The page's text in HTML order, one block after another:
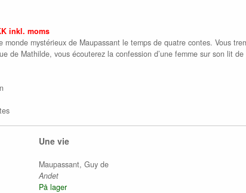
inkl. moms
monde mystérieux de Maupassant le temps de quatre contes. Vous
de Mathilde, vous écouterez la confession d’une femme sur son lit
Une vie
Maupassant, Guy de
Andet
På lager